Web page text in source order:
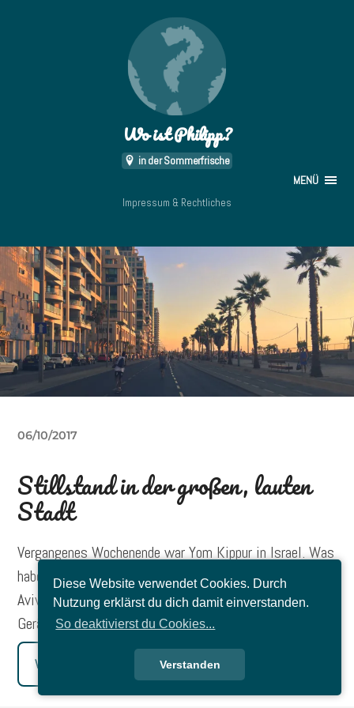
Diese Website verwendet Cookies. Durch
Nutzung erklärst du dich damit einverstanden.
So deaktivierst du Cookies...
Verstanden
Wo ist Philipp?
in der Sommerfrische
MENÜ
Impressum & Rechtliches
06/10/2017
Stillstand in der großen, lauten
Stadt
Vergangenes Wochenende war Yom Kippur in Israel. Was
habe ich diesen Tag genossen! Denn besonders in Tel
Aviv gerate ich schnell an meine Grenzen der
Geräuschtoleranz.
Weiterlesen